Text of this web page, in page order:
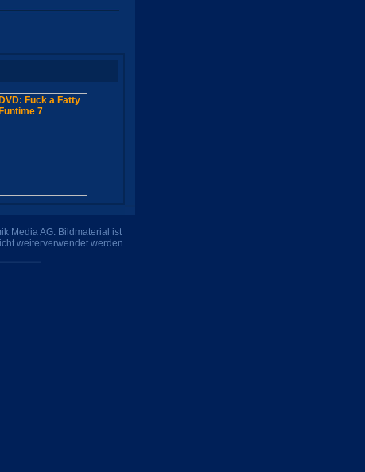
Media AG. Bildmaterial ist
weiterverwendet werden.